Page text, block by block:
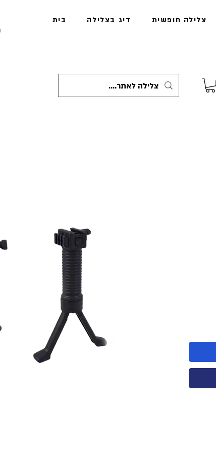
בית דיג בצלילה צלילה חופשית